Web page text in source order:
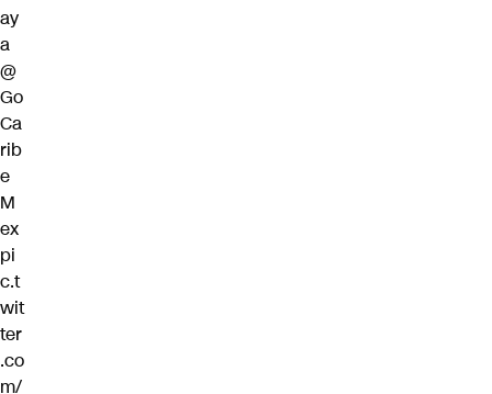
ay
a
@
Go
Ca
rib
e
M
ex
pi
c.t
wit
ter
.co
m/